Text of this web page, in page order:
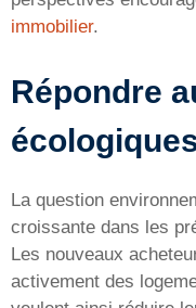
immobilier.
Répondre
La question
croissante dans les
Les nouveaux
activement des